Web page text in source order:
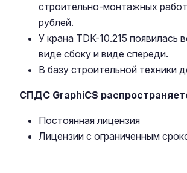
строительно-монтажных
рублей.
У крана TDK-10.215
виде сбоку и виде спереди.
В базу строительной техники
СПДС GraphiCS
Постоянная лицензия
Лицензии с ограниченным